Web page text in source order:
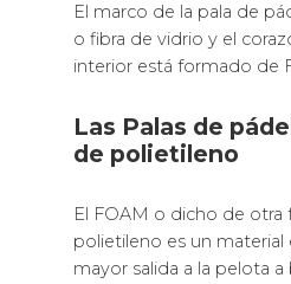
El marco de la pala de
o fibra de vidrio y el
interior está formado de
Las Palas de
de polietileno
El FOAM o dicho de
polietileno es un
mayor salida a la pelota